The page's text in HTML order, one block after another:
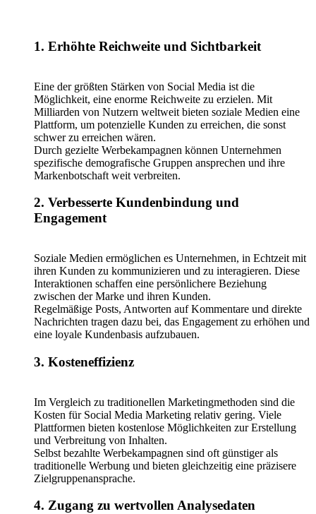
1. Erhöhte Reichweite und Sichtbarkeit
Eine der größten Stärken von Social Media ist die
Möglichkeit, eine enorme Reichweite zu erzielen. Mit
Milliarden von Nutzern weltweit bieten soziale Medien eine
Plattform, um potenzielle Kunden zu erreichen, die sonst
schwer zu erreichen wären.
Durch gezielte Werbekampagnen können Unternehmen
spezifische demografische Gruppen ansprechen und ihre
Markenbotschaft weit verbreiten.
2. Verbesserte Kundenbindung und
Engagement
Soziale Medien ermöglichen es Unternehmen, in Echtzeit mit
ihren Kunden zu kommunizieren und zu interagieren. Diese
Interaktionen schaffen eine persönlichere Beziehung
zwischen der Marke und ihren Kunden.
Regelmäßige Posts, Antworten auf Kommentare und direkte
Nachrichten tragen dazu bei, das Engagement zu erhöhen und
eine loyale Kundenbasis aufzubauen.
3. Kosteneffizienz
Im Vergleich zu traditionellen Marketingmethoden sind die
Kosten für Social Media Marketing relativ gering. Viele
Plattformen bieten kostenlose Möglichkeiten zur Erstellung
und Verbreitung von Inhalten.
Selbst bezahlte Werbekampagnen sind oft günstiger als
traditionelle Werbung und bieten gleichzeitig eine präzisere
Zielgruppenansprache.
4. Zugang zu wertvollen Analysedaten